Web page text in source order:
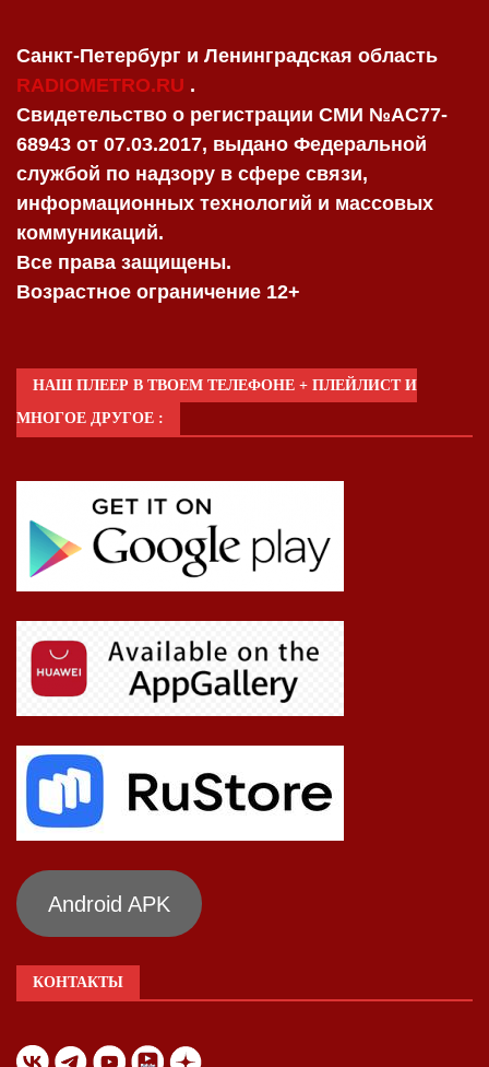
Санкт-Петербург и Ленинградская область
RADIOMETRO.RU .
Свидетельство о регистрации СМИ №AC77-
68943 от 07.03.2017, выдано Федеральной
службой по надзору в сфере связи,
информационных технологий и массовых
коммуникаций.
Все права защищены.
Возрастное ограничение 12+
НАШ ПЛЕЕР В ТВОЕМ ТЕЛЕФОНЕ + ПЛЕЙЛИСТ И
МНОГОЕ ДРУГОЕ :
Android APK
КОНТАКТЫ